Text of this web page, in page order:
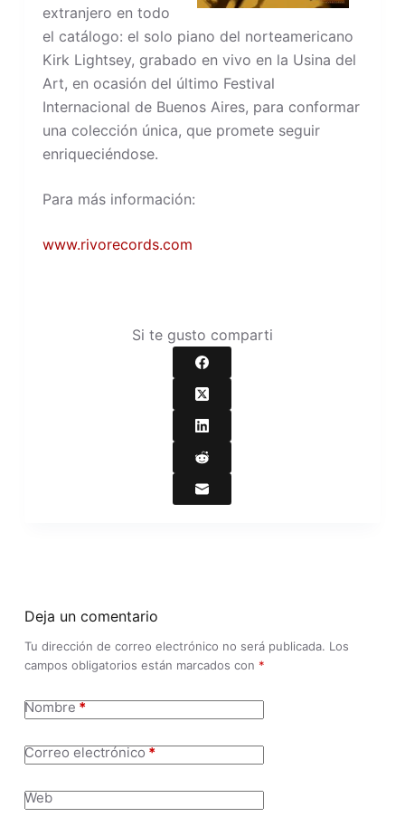
extranjero en todo
el catálogo: el solo piano del norteamericano
Kirk Lightsey, grabado en vivo en la Usina del
Art, en ocasión del último Festival
Internacional de Buenos Aires, para conformar
una colección única, que promete seguir
enriqueciéndose.
Para más información:
www.rivorecords.com
Si te gusto comparti
Deja un comentario
Tu dirección de correo electrónico no será publicada. Los
campos obligatorios están marcados con *
Nombre*
Correo electrónico*
Web